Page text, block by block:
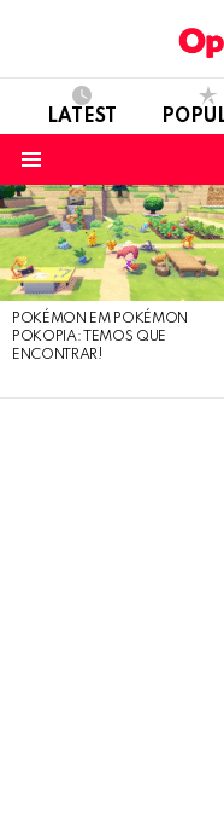
LATEST
LATEST
STORIES
POKÉMON EM POKÉMON
POKOPIA: TEMOS QUE
ENCONTRAR!